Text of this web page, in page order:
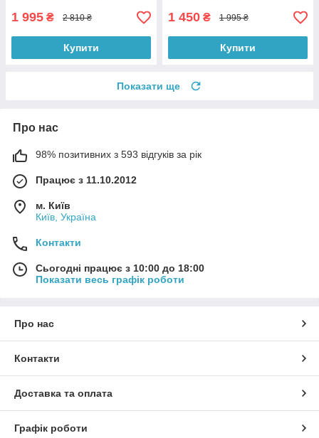
1 995 ₴ 2 810 ₴
Купити
1 450 ₴ 1 995 ₴
Купити
Показати ще
Про нас
98% позитивних з 593 відгуків за рік
Працює з 11.10.2012
м. Київ
Київ, Україна
Контакти
Сьогодні працює з 10:00 до 18:00
Показати весь графік роботи
Про нас
Контакти
Доставка та оплата
Графік роботи